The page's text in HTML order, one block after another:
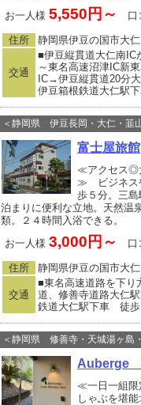
お一人様 5,550円～ 口
住所 静岡県伊豆の国市大仁
交通
■伊豆縦貫道大仁南IC
～東名高速沼津IC新
IC→伊豆縦貫道20分
伊豆箱根鉄道大仁駅
＜静岡県 伊豆長岡・大仁・韮
富士屋旅館
≪アクセス◎
≫ ビジネス
歩５分。三
泊まりに便利な立地。天然温
類。２４時間入浴できる。
お一人様 3,000円～ 口
住所 静岡県伊豆の国市大仁
交通
■東名高速道路を下り
道、修善寺道路大仁
鉄道大仁駅下車 徒歩
＜静岡県 修善寺・天城湯ヶ島
≪一日一組限
しゃぶを堪